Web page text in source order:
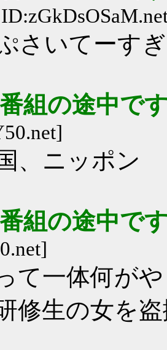
さいてーすぎ
番組の途中で
、ニッポン
番組の途中で
て一体何が
修生の女を